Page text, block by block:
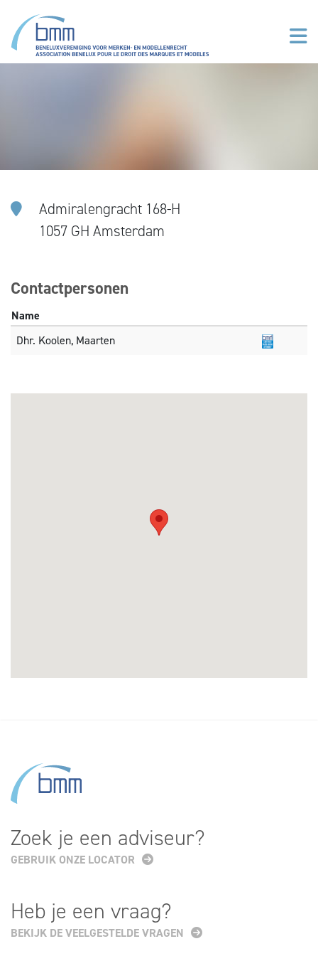
Admiralengracht 168-H
1057 GH Amsterdam
Contactpersonen
Name
Dhr. Koolen, Maarten
Zoek je een adviseur?
GEBRUIK ONZE LOCATOR
Heb je een vraag?
BEKIJK DE VEELGESTELDE VRAGEN